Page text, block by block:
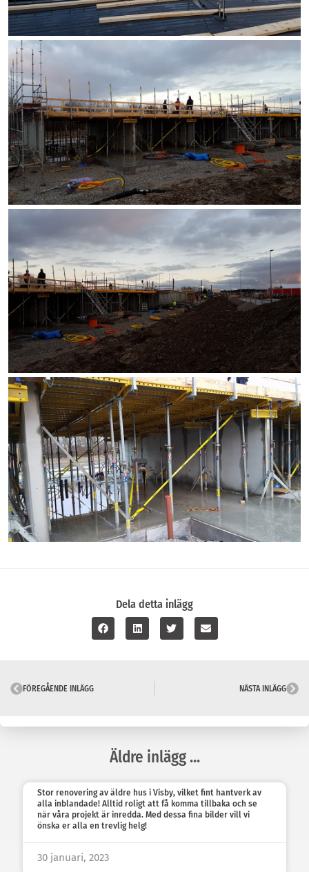
Dela detta inlägg
FÖREGÅENDE INLÄGG NÄSTA INLÄGG
Äldre inlägg ...
Stor renovering av äldre hus i Visby, vilket fint hantverk av
alla inblandade! Alltid roligt att få komma tillbaka och se
när våra projekt är inredda. Med dessa fina bilder vill vi
önska er alla en trevlig helg!
30 januari, 2023